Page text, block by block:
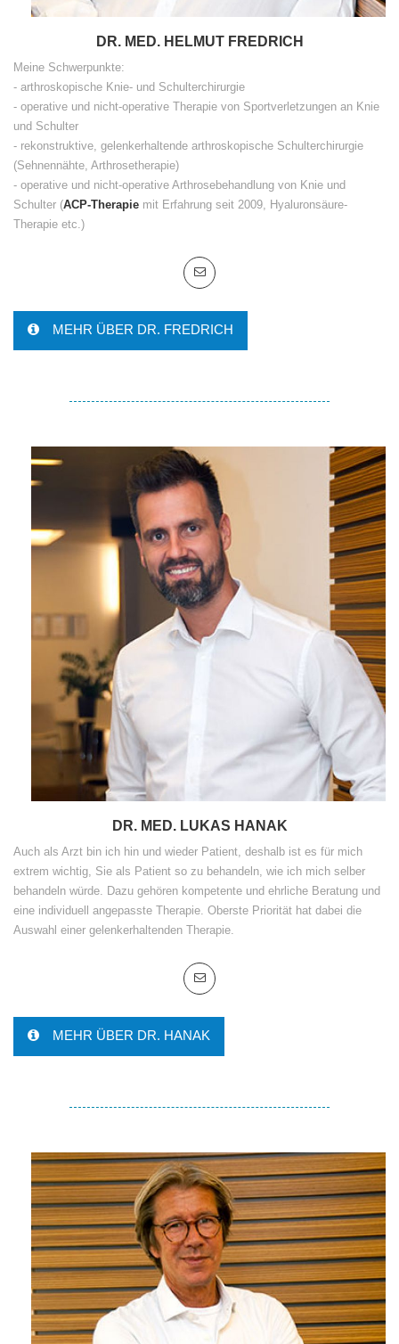
DR. MED. HELMUT FREDRICH
Meine Schwerpunkte:
- arthroskopische Knie- und Schulterchirurgie
- operative und nicht-operative Therapie von Sportverletzungen an Knie
und Schulter
- rekonstruktive, gelenkerhaltende arthroskopische Schulterchirurgie
(Sehnennähte, Arthrosetherapie)
- operative und nicht-operative Arthrosebehandlung von Knie und
Schulter (ACP-Therapie mit Erfahrung seit 2009, Hyaluronsäure-
Therapie etc.)
MEHR ÜBER DR. FREDRICH
DR. MED. LUKAS HANAK
Auch als Arzt bin ich hin und wieder Patient, deshalb ist es für mich
extrem wichtig, Sie als Patient so zu behandeln, wie ich mich selber
behandeln würde. Dazu gehören kompetente und ehrliche Beratung und
eine individuell angepasste Therapie. Oberste Priorität hat dabei die
Auswahl einer gelenkerhaltenden Therapie.
MEHR ÜBER DR. HANAK